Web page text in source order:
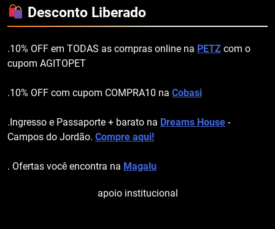
Desconto Liberado
.10% OFF em TODAS as compras online na PETZ com o
cupom AGITOPET
.10% OFF com cupom COMPRA10 na Cobasi
.Ingresso e Passaporte + barato na Dreams House -
Campos do Jordão. Compre aqui!
. Ofertas você encontra na Magalu
apoio institucional